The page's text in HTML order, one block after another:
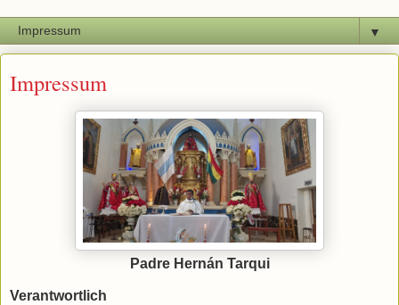
▼
Impressum
Padre Hernán Tarqui
Verantwortlich